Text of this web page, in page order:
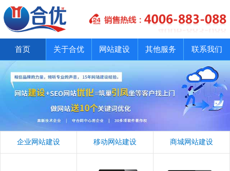
首页 关于合优 网站建设 其他服务 联系我们
企业网站建设 移动网站建设 商城网站建设